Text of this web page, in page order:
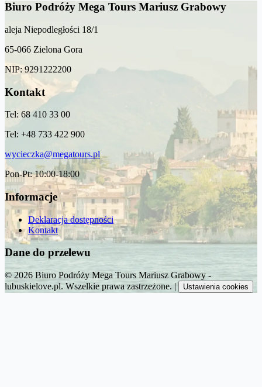
Biuro Podróży Mega Tours Mariusz Grabowy
aleja Niepodległości 18/1
65-066 Zielona Gora
NIP: 9291222200
Kontakt
Tel: 68 410 33 00
Tel: +48 733 422 900
wycieczka@megatours.pl
Pon-Pt: 10:00-18:00
Informacje
Deklaracja dostępności
Kontakt
Dane do przelewu
© 2026 Biuro Podróży Mega Tours Mariusz Grabowy -
lubuskielove.pl. Wszelkie prawa zastrzeżone. | Ustawienia cookies